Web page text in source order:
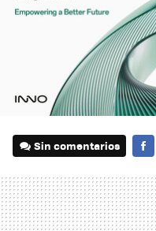
Sin comentarios